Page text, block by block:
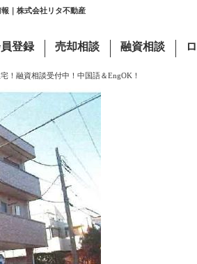
｜株式会社リタ不動産
登録 売却相談 融資相談
！融資相談受付中！中国語＆EngOK！